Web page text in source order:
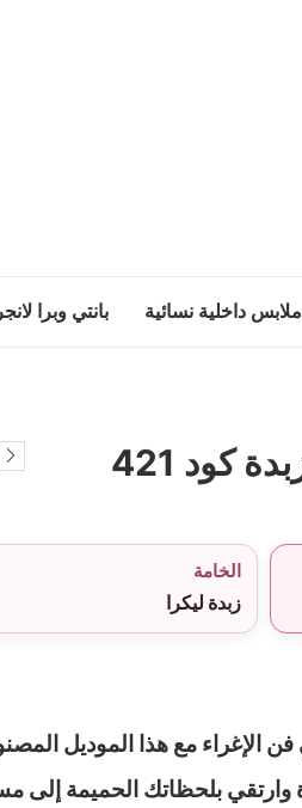
ملابس داخلية نسائية بانتي وبرا
كود 421
الخامة
زبدة ليكرا
الإغراء مع هذا الموديل
وارتقي بلحظاتك الحميمة إلى